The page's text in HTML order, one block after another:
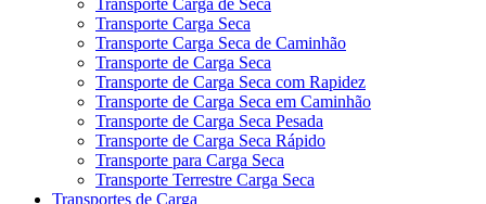
Transporte Carga de Seca
Transporte Carga Seca
Transporte Carga Seca de Caminhão
Transporte de Carga Seca
Transporte de Carga Seca com Rapidez
Transporte de Carga Seca em Caminhão
Transporte de Carga Seca Pesada
Transporte de Carga Seca Rápido
Transporte para Carga Seca
Transporte Terrestre Carga Seca
Transportes de Carga